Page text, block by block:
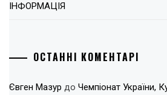
ІНФОРМАЦІЯ
ОСТАННІ КОМЕНТАРІ
Євген Мазур до Чемпіонат України,